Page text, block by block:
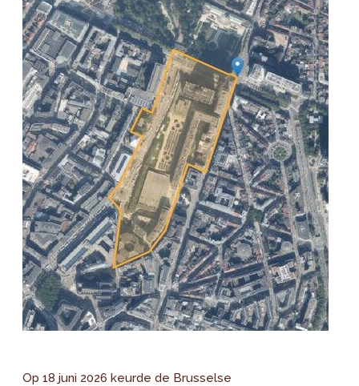
Op 18 juni 2026 keurde de Brusselse